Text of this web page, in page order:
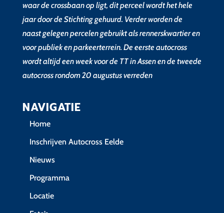
waar de crossbaan op ligt, dit perceel wordt het hele
jaar door de Stichting gehuurd. Verder worden de
naast gelegen percelen gebruikt als rennerskwartier en
voor publiek en parkeerterrein. De eerste autocross
wordt altijd een week voor de TT in Assen en de tweede
autocross rondom 20 augustus verreden
NAVIGATIE
Home
Inschrijven Autocross Eelde
Nieuws
Programma
Locatie